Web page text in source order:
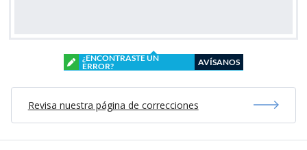
¿ENCONTRASTE UN
ERROR?
AVÍSANOS
Revisa nuestra página de correcciones